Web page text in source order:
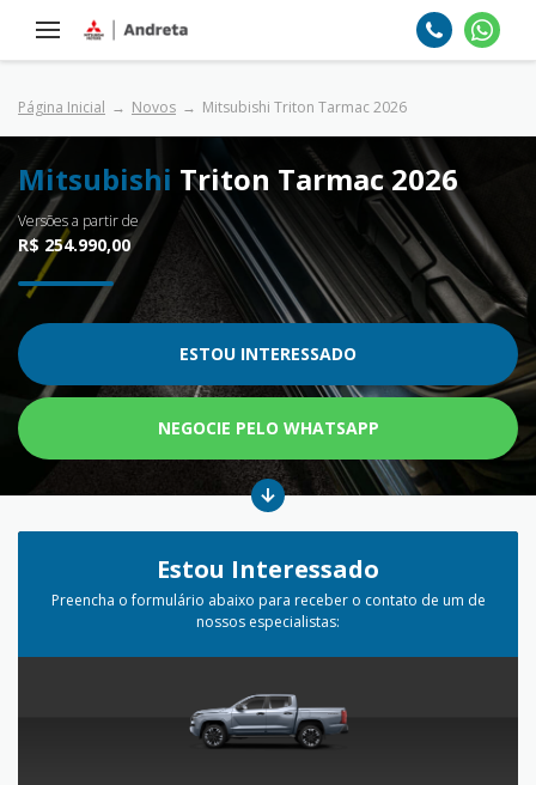
Página Inicial Novos Mitsubishi Triton Tarmac 2026
Mitsubishi Triton Tarmac 2026
Versões a partir de
R$ 254.990,00
ESTOU INTERESSADO
NEGOCIE PELO WHATSAPP
Estou Interessado
Preencha o formulário abaixo para receber o contato de um de
nossos especialistas: